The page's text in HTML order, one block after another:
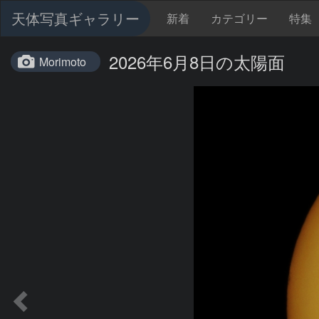
天体写真ギャラリー 新着 カテゴリー 特集
Morimoto 2026年6月8日の太陽面